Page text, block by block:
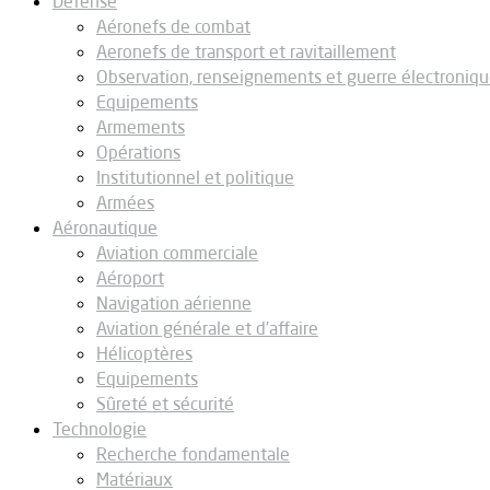
Aéronefs de combat
Aeronefs de transport et ravitaillement
Observation, renseignements et guerre
Equipements
Armements
Opérations
Institutionnel et politique
Armées
Aéronautique
Aviation commerciale
Aéroport
Navigation aérienne
Aviation générale et d’affaire
Hélicoptères
Equipements
Sûreté et sécurité
Technologie
Recherche fondamentale
Matériaux